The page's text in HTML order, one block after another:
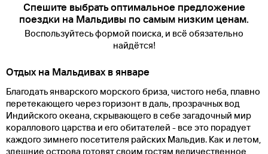
Спешите выбрать оптимальное предложение
поездки на Мальдивы по самым низким ценам.
Воспользуйтесь формой поиска, и всё обязательно
найдётся!
Отдых на Мальдивах в январе
Благодать январского морского бриза, чистого неба, плавно
перетекающего через горизонт в даль, прозрачных вод
Индийского океана, скрывающего в себе загадочный мир
кораллового царства и его обитателей - все это порадует
каждого зимнего посетителя райских Мальдив. Как и летом,
здешние острова готовят своим гостям величественное